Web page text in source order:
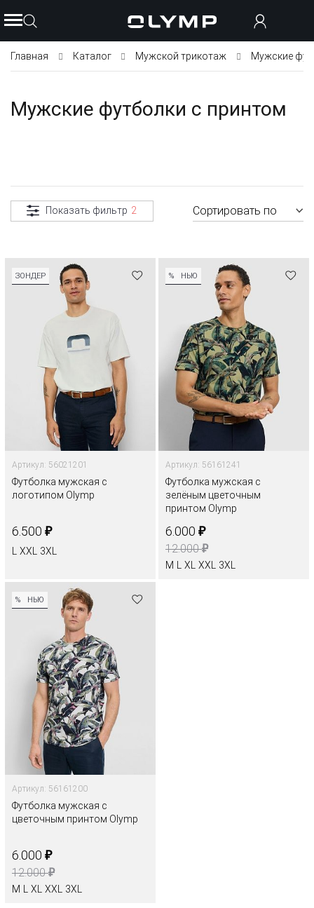
Главная Каталог Мужской трикотаж Мужские
Мужские футболки с принтом
Показать фильтр 2 Сортировать по
ЗОНДЕР
Артикул: 56021201
Футболка мужская с
логотипом Olymp
6.500 ₽
XXL 3XL
% НЬЮ
Артикул: 56161241
Футболка мужская с
зелёным цветочным
принтом Olymp
6.000 ₽
12.000₽
M XL XXL 3XL
% НЬЮ
Артикул: 56161200
Футболка мужская с
цветочным принтом Olymp
6.000 ₽
12.000₽
M XL XXL 3XL